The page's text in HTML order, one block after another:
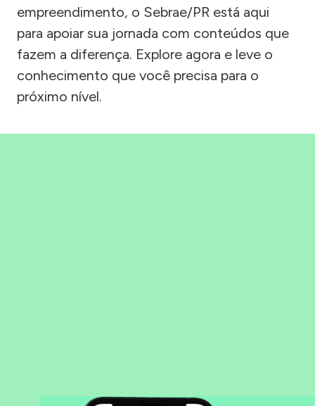
empreendimento, o Sebrae/PR está aqui
para apoiar sua jornada com conteúdos que
fazem a diferença. Explore agora e leve o
conhecimento que você precisa para o
próximo nível.